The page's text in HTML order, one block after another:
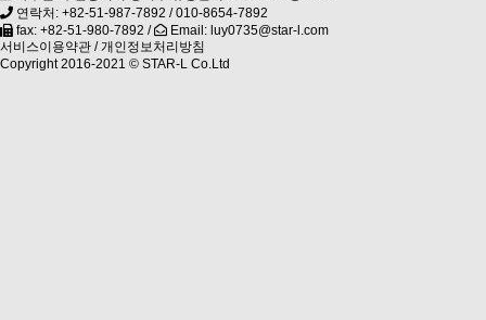
연락처: +82-51-987-7892 /010-8654-7892
fax: +82-51-980-7892 /
Email: luy0735@star-l.com
서비스이용약관 /개인정보처리방침
Copyright 2016-2021 © STAR-L Co.Ltd